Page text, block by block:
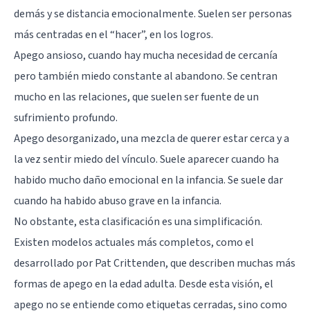
demás y se distancia emocionalmente. Suelen ser personas
más centradas en el “hacer”, en los logros.
Apego ansioso, cuando hay mucha necesidad de cercanía
pero también miedo constante al abandono. Se centran
mucho en las relaciones, que suelen ser fuente de un
sufrimiento profundo.
Apego desorganizado, una mezcla de querer estar cerca y a
la vez sentir miedo del vínculo. Suele aparecer cuando ha
habido mucho daño emocional en la infancia. Se suele dar
cuando ha habido abuso grave en la infancia.
No obstante, esta clasificación es una simplificación.
Existen modelos actuales más completos, como el
desarrollado por Pat Crittenden, que describen muchas más
formas de apego en la edad adulta. Desde esta visión, el
apego no se entiende como etiquetas cerradas, sino como